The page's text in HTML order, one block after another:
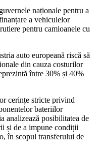
naționale pentru a
a vehiculelor
pentru camioanele cu
auto europeană riscă să
din cauza costurilor
între 30% și 40%
cerințe stricte privind
bateriilor
analizează posibilitatea de
și de a impune condiții
în scopul transferului de